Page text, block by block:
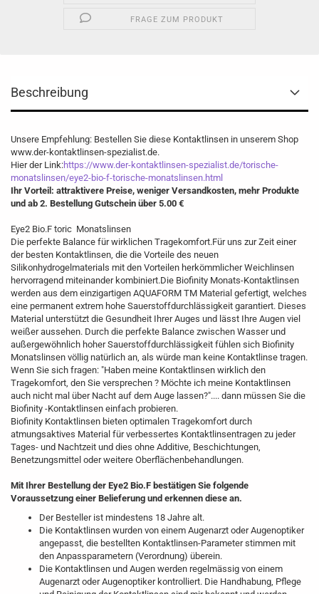
FRAGE ZUM PRODUKT
Beschreibung
Unsere Empfehlung: Bestellen Sie diese Kontaktlinsen in unserem Shop
www.der-kontaktlinsen-spezialist.de.
Hier der Link:https://www.der-kontaktlinsen-spezialist.de/torische-
monatslinsen/eye2-bio-f-torische-monatslinsen.html
Ihr Vorteil: attraktivere Preise, weniger Versandkosten, mehr Produkte
und ab 2. Bestellung Gutschein über 5.00 €
Eye2 Bio.F toric Monatslinsen
Die perfekte Balance für wirklichen Tragekomfort.Für uns zur Zeit einer
der besten Kontaktlinsen, die die Vorteile des neuen
Silikonhydrogelmaterials mit den Vorteilen herkömmlicher Weichlinsen
hervorragend miteinander kombiniert.Die Biofinity Monats-Kontaktlinsen
werden aus dem einzigartigen AQUAFORM TM Material gefertigt, welches
eine permanent extrem hohe Sauerstoffdurchlässigkeit garantiert. Dieses
Material unterstützt die Gesundheit Ihrer Auges und lässt Ihre Augen viel
weißer aussehen. Durch die perfekte Balance zwischen Wasser und
außergewöhnlich hoher Sauerstoffdurchlässigkeit fühlen sich Biofinity
Monatslinsen völlig natürlich an, als würde man keine Kontaktlinse tragen.
Wenn Sie sich fragen: "Haben meine Kontaktlinsen wirklich den
Tragekomfort, den Sie versprechen ? Möchte ich meine Kontaktlinsen
auch nicht mal über Nacht auf dem Auge lassen?".... dann müssen Sie die
Biofinity -Kontaktlinsen einfach probieren.
Biofinity Kontaktlinsen bieten optimalen Tragekomfort durch
atmungsaktives Material für verbessertes Kontaktlinsentragen zu jeder
Tages- und Nachtzeit und dies ohne Additive, Beschichtungen,
Benetzungsmittel oder weitere Oberflächenbehandlungen.
Mit Ihrer Bestellung der Eye2 Bio.F bestätigen Sie folgende
Voraussetzung einer Belieferung und erkennen diese an.
Der Besteller ist mindestens 18 Jahre alt.
Die Kontaktlinsen wurden von einem Augenarzt oder Augenoptiker
angepasst, die bestellten Kontaktlinsen-Parameter stimmen mit
den Anpassparametern (Verordnung) überein.
Die Kontaktlinsen und Augen werden regelmässig von einem
Augenarzt oder Augenoptiker kontrolliert. Die Handhabung, Pflege